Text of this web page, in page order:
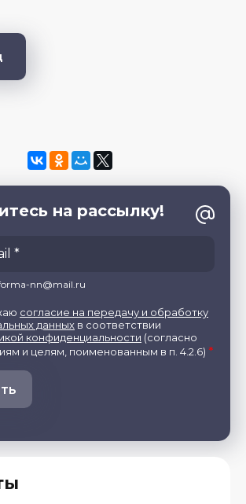
на рассылку!
nn@mail.ru
согласие на передачу и обработку
данных в соответствии
конфиденциальности (согласно
и целям, поименованным в п. 4.2.6) *